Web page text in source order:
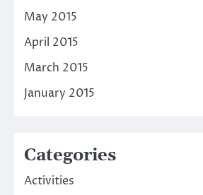
May 2015
April 2015
March 2015
January 2015
Categories
Activities